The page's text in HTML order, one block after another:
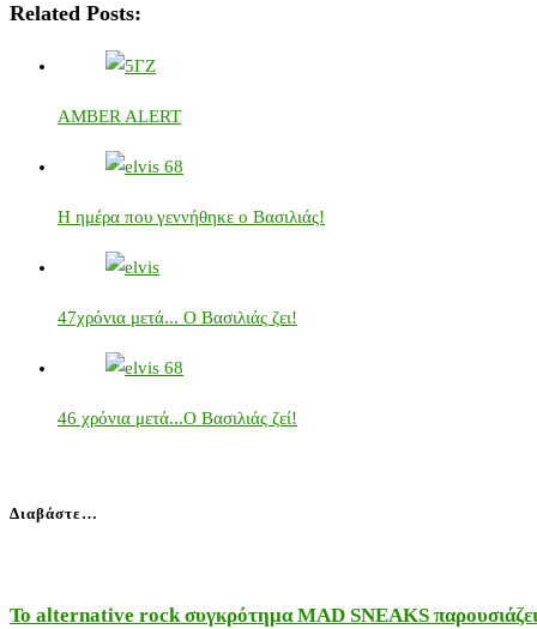
Related Posts:
AMBER ALERT
Η ημέρα που γεννήθηκε ο Βασιλιάς!
47χρόνια μετά... Ο Βασιλιάς ζει!
46 χρόνια μετά...Ο Βασιλιάς ζεί!
Διαβάστε…
Το alternative rock συγκρότημα MAD SNEAKS